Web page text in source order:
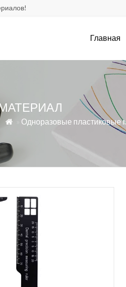
Главная
 Одноразовые пластиковые